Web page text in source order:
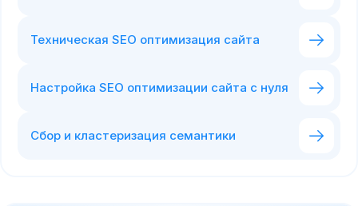
Техническая SEO оптимизация сайта
Настройка SEO оптимизации сайта с нуля
Сбор и кластеризация семантики